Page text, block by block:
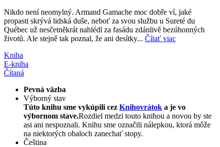
Nikdo není neomylný. Armand Gamache moc dobře ví, jaké
propasti skrývá lidská duše, neboť za svou službu u Sureté du
Québec už nesčetněkrát nahlédl za fasádu zdánlivě bezúhonných
životů. Ale stejně tak poznal, že ani desítky... Čítať viac
Kniha
E-kniha
Čítaná
Pevná väzba
Výborný stav
Túto knihu sme vykúpili cez Knihovrátok a je vo
výbornom stave.Rozdiel medzi touto knihou a novou by ste
asi ani nespoznali. Knihu sme označili nálepkou, ktorá môže
na niektorých obaloch zanechať stopy.
Čeština